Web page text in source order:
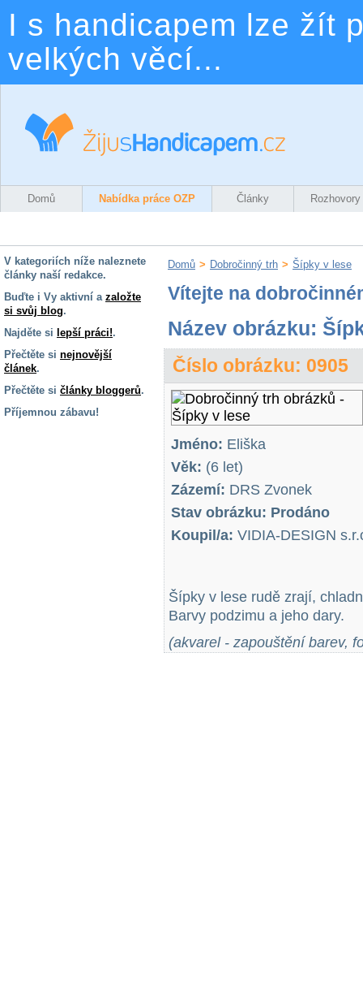
I s handicapem lze žít
velkých věcí...
Domů Nabídka práce OZP Články Rozhovory
V kategoriích níže naleznete
články naší redakce.
Buďte i Vy aktivní a založte
si svůj blog.
Najděte si lepší práci!.
Přečtěte si nejnovější
článek.
Přečtěte si články bloggerů.
Příjemnou zábavu!
Domů > Dobročinný trh > Šípky v lese
Vítejte na
Název obrázku:
Číslo obrázku: 0905
Jméno: Eliška
Věk: (6 let)
Zázemí: DRS Zvonek
Stav obrázku: Prodáno
Koupil/a: VIDIA-DESIGN
Šípky v lese rudě zrají,
Barvy podzimu a jeho dary.
(akvarel - zapouštění barev,